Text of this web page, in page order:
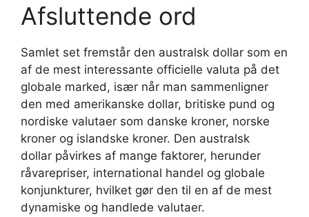
Afsluttende ord
Samlet set fremstår den australsk dollar som en
af de mest interessante officielle valuta på det
globale marked, især når man sammenligner
den med amerikanske dollar, britiske pund og
nordiske valutaer som danske kroner, norske
kroner og islandske kroner. Den australsk
dollar påvirkes af mange faktorer, herunder
råvarepriser, international handel og globale
konjunkturer, hvilket gør den til en af de mest
dynamiske og handlede valutaer.